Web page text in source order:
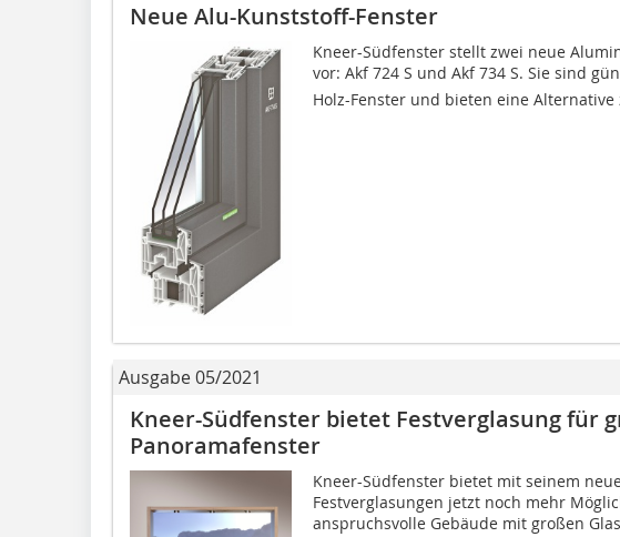
Neue Alu-Kunststoff-Fenster
Kneer-Südfenster stellt zwei neue
vor: Akf 724 S und Akf 734 S. Sie sind
Holz-Fenster und bieten eine Alternative
Ausgabe 05/2021
Kneer-Südfenster bietet Festverglasung für
Panoramafenster
Kneer-Südfenster bietet mit seinem
Festverglasungen jetzt noch mehr
anspruchsvolle Gebäude mit großen